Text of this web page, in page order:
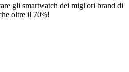
gli smartwatch dei migliori brand di
oltre il 70%!